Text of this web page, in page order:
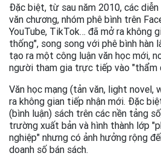
Đặc biệt, từ sau năm 2010, các
văn chương, nhóm phê bình trên
YouTube, TikTok… đã mở ra không
thống", song song với phê bình hàn
tạo ra một công luận văn học mới,
người tham gia trực tiếp vào "thẩm
Văn học mạng (tản văn, light novel,
ra không gian tiếp nhận mới. Đặc
(bình luận) sách trên các nền tảng
trường xuất bản và hình thành lớp
nghiệp" nhưng có ảnh hưởng rộng
doanh số bán sách.